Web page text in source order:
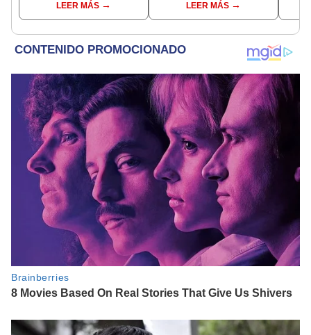
acusarla de tener
relación con él: “Es
LEER MÁS
Kanashiro trabajaba: “Él
tiene sus…”
LEER MÁS